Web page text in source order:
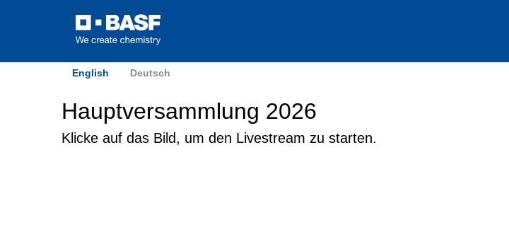
English Deutsch
Hauptversammlung 2026
Klicke auf das Bild, um den Livestream zu starten.